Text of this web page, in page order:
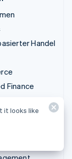
Handel
Finance
it looks like